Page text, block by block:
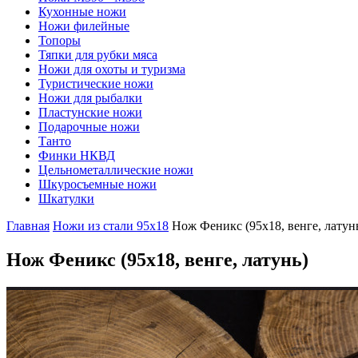
Кухонные ножи
Ножи филейные
Топоры
Тяпки для рубки мяса
Ножи для охоты и туризма
Туристические ножи
Ножи для рыбалки
Пластунские ножи
Подарочные ножи
Танто
Финки НКВД
Цельнометаллические ножи
Шкуросъемные ножи
Шкатулки
Главная Ножи из стали 95х18 Нож Феникс (95х18, венге,
Нож Феникс (95х18, венге, латунь)